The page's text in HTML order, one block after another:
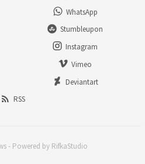
WhatsApp
Stumbleupon
Instagram
Vimeo
Deviantart
RSS
- Powered by RifkaStudio